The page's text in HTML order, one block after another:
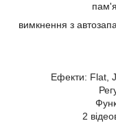
вимкнення з
Ефекти: Flat,
2